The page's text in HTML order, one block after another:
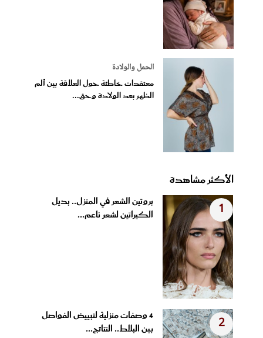
الحمل والولادة
معتقدات خاطئة حول العلاقة بين ألم
الظهر بعد الولادة وحق...
الأكثر مشاهدة
1
بروتين الشعر في المنزل.. بديل
الكيراتين لشعر ناعم...
2
4 وصفات منزلية لتبييض الفواصل
بين البلاط.. النتائج...